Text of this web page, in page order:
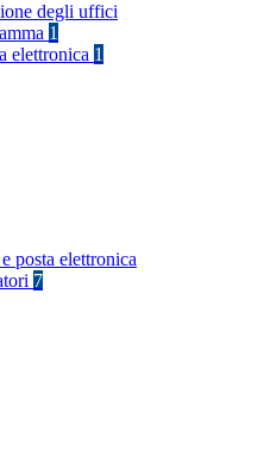
degli uffici
1
elettronica 1
posta elettronica
7